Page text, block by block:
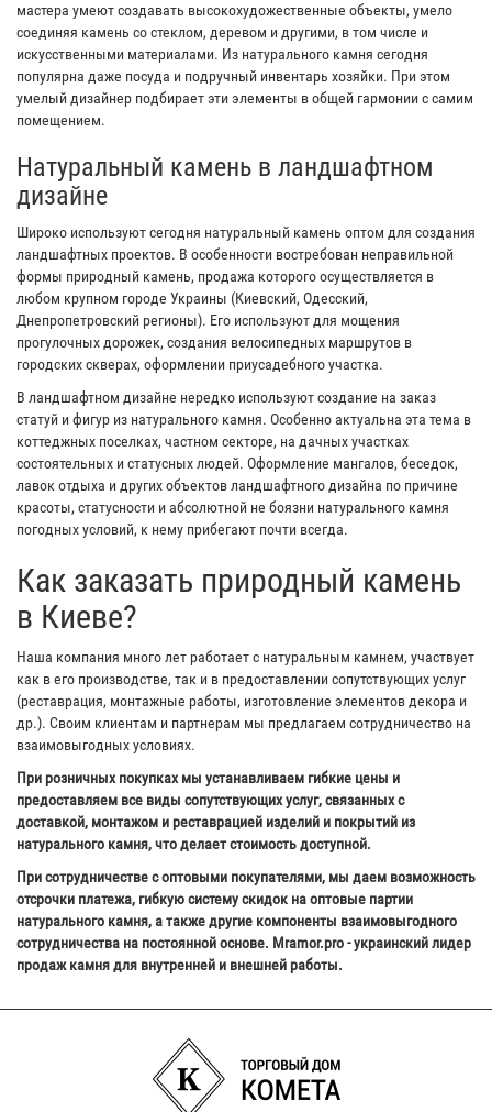
мастера умеют создавать высокохудожественные объекты, умело
соединяя камень со стеклом, деревом и другими, в том числе и
искусственными материалами. Из натурального камня сегодня
популярна даже посуда и подручный инвентарь хозяйки. При этом
умелый дизайнер подбирает эти элементы в общей гармонии с самим
помещением.
Натуральный камень в ландшафтном
дизайне
Широко используют сегодня натуральный камень оптом для создания
ландшафтных проектов. В особенности востребован неправильной
формы природный камень, продажа которого осуществляется в
любом крупном городе Украины (Киевский, Одесский,
Днепропетровский регионы). Его используют для мощения
прогулочных дорожек, создания велосипедных маршрутов в
городских скверах, оформлении приусадебного участка.
В ландшафтном дизайне нередко используют создание на заказ
статуй и фигур из натурального камня. Особенно актуальна эта тема в
коттеджных поселках, частном секторе, на дачных участках
состоятельных и статусных людей. Оформление мангалов, беседок,
лавок отдыха и других объектов ландшафтного дизайна по причине
красоты, статусности и абсолютной не боязни натурального камня
погодных условий, к нему прибегают почти всегда.
Как заказать природный камень
в Киеве?
Наша компания много лет работает с натуральным камнем, участвует
как в его производстве, так и в предоставлении сопутствующих услуг
(реставрация, монтажные работы, изготовление элементов декора и
др.). Своим клиентам и партнерам мы предлагаем сотрудничество на
взаимовыгодных условиях.
При розничных покупках мы устанавливаем гибкие цены и
предоставляем все виды сопутствующих услуг, связанных с
доставкой, монтажом и реставрацией изделий и покрытий из
натурального камня, что делает стоимость доступной.
При сотрудничестве с оптовыми покупателями, мы даем возможность
отсрочки платежа, гибкую систему скидок на оптовые партии
натурального камня, а также другие компоненты взаимовыгодного
сотрудничества на постоянной основе. Mramor.pro - украинский лидер
продаж камня для внутренней и внешней работы.